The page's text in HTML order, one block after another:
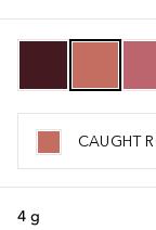
CAUGHT
4 g